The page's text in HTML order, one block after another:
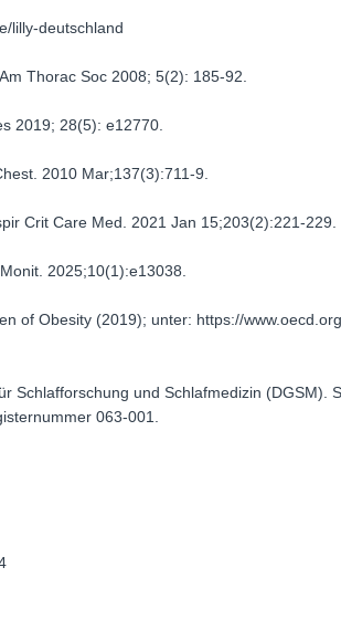
lilly-deutschland
Thorac Soc 2008; 5(2): 185-92.
2019; 28(5): e12770.
2010 Mar;137(3):711-9.
Crit Care Med. 2021 Jan 15;203(2):221-229.
2025;10(1):e13038.
of Obesity (2019); unter: https://
Schlafforschung und Schlafmedizin (DGSM).
063-001.